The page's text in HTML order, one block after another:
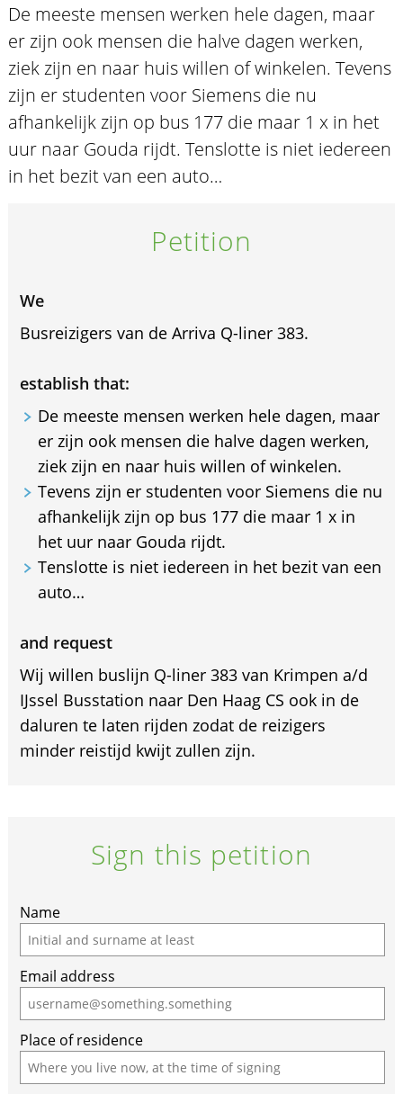
De meeste mensen werken hele dagen, maar
er zijn ook mensen die halve dagen werken,
ziek zijn en naar huis willen of winkelen. Tevens
zijn er studenten voor Siemens die nu
afhankelijk zijn op bus 177 die maar 1 x in het
uur naar Gouda rijdt. Tenslotte is niet iedereen
in het bezit van een auto…
Petition
We
Busreizigers van de Arriva Q-liner 383.
establish that:
De meeste mensen werken hele dagen, maar
er zijn ook mensen die halve dagen werken,
ziek zijn en naar huis willen of winkelen.
Tevens zijn er studenten voor Siemens die nu
afhankelijk zijn op bus 177 die maar 1 x in
het uur naar Gouda rijdt.
Tenslotte is niet iedereen in het bezit van een
auto…
and request
Wij willen buslijn Q-liner 383 van Krimpen a/d
IJssel Busstation naar Den Haag CS ook in de
daluren te laten rijden zodat de reizigers
minder reistijd kwijt zullen zijn.
Sign this petition
Name
Email address
Place of residence